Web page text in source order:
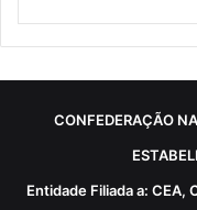
CONFEDERAÇÃO
Entidade Filiada a: CEA,